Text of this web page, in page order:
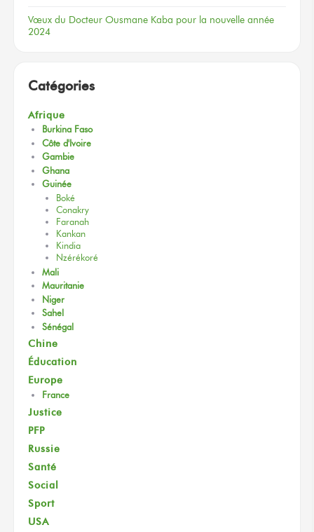
Vœux du Docteur Ousmane Kaba pour la nouvelle année
2024
Catégories
Afrique
Burkina Faso
Côte d'Ivoire
Gambie
Ghana
Guinée
Boké
Conakry
Faranah
Kankan
Kindia
Nzérékoré
Mali
Mauritanie
Niger
Sahel
Sénégal
Chine
Éducation
Europe
France
Justice
PFP
Russie
Santé
Social
Sport
USA